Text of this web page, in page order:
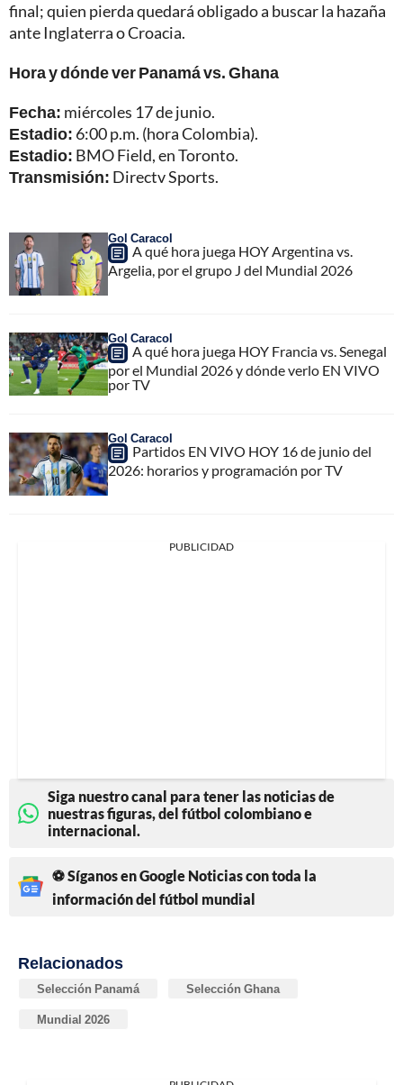
final; quien pierda quedará obligado a buscar la hazaña
ante Inglaterra o Croacia.
Hora y dónde ver Panamá vs. Ghana
Fecha: miércoles 17 de junio.
Estadio: 6:00 p.m. (hora Colombia).
Estadio: BMO Field, en Toronto.
Transmisión: Directv Sports.
Gol Caracol
A qué hora juega HOY Argentina vs.
Argelia, por el grupo J del Mundial 2026
Gol Caracol
A qué hora juega HOY Francia vs. Senegal
por el Mundial 2026 y dónde verlo EN VIVO
por TV
Gol Caracol
Partidos EN VIVO HOY 16 de junio del
2026: horarios y programación por TV
PUBLICIDAD
Siga nuestro canal para tener las noticias de
nuestras figuras, del fútbol colombiano e
internacional.
⚽ Síganos en Google Noticias con toda la
información del fútbol mundial
Relacionados
Selección Panamá Selección Ghana
Mundial 2026